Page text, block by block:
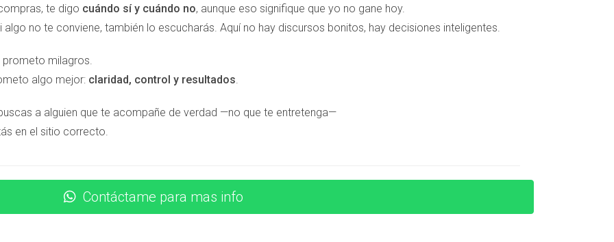
con la estructura que les paga.”
empleado del comercio de otro.
te digo cuándo sí y cuándo no, aunque eso signifique que yo no gane hoy.
algo no te conviene, también lo escucharás. Aquí no hay discursos bonitos, hay decisiones inteligentes.
prometo milagros.
algo mejor: claridad, control y resultados.
a alguien que te acompañe de verdad —no que te entretenga—
en el sitio correcto.
Contáctame para mas info